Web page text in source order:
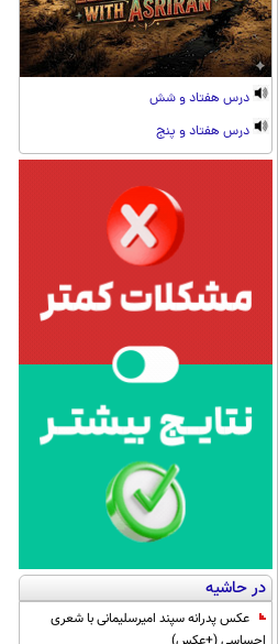
درس هفتاد و شش
درس هفتاد و پنج
در حاشیه
عکس پدرانه سپند امیرسلیمانی با شعری